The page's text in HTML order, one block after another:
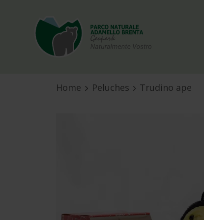
Home Peluches Trudino ape